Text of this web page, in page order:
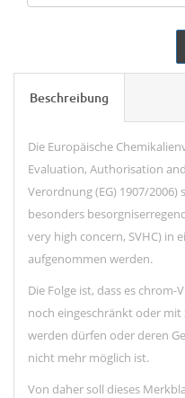
Beschreibung
Die Europäische
Evaluation, Authorisation and
Verordnung (EG) 1907/2006)
besonders
very high concern, SVHC) in
aufgenommen werden.
Die Folge ist, dass es chrom-
noch eingeschränkt oder
werden dürfen oder deren
nicht mehr möglich ist.
Von daher soll dieses